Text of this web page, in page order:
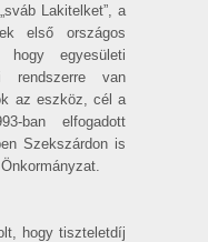
Lakitelket”, a
első országos
hogy egyesületi
rendszerre van
az eszköz, cél a
ban elfogadott
Szekszárdon is
hogy tiszteletdíj